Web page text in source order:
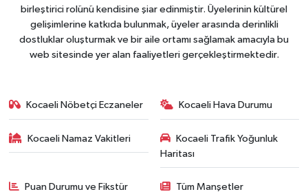
birleştirici rolünü kendisine şiar edinmiştir. Üyelerinin kültürel
gelişimlerine katkıda bulunmak, üyeler arasında derinlikli
dostluklar oluşturmak ve bir aile ortamı sağlamak amacıyla bu
web sitesinde yer alan faaliyetleri gerçekleştirmektedir.
Kocaeli Nöbetçi Eczaneler Kocaeli Hava Durumu
Kocaeli Namaz Vakitleri
Kocaeli Trafik Yoğunluk
Haritası
Puan Durumu ve Fikstür Tüm Manşetler